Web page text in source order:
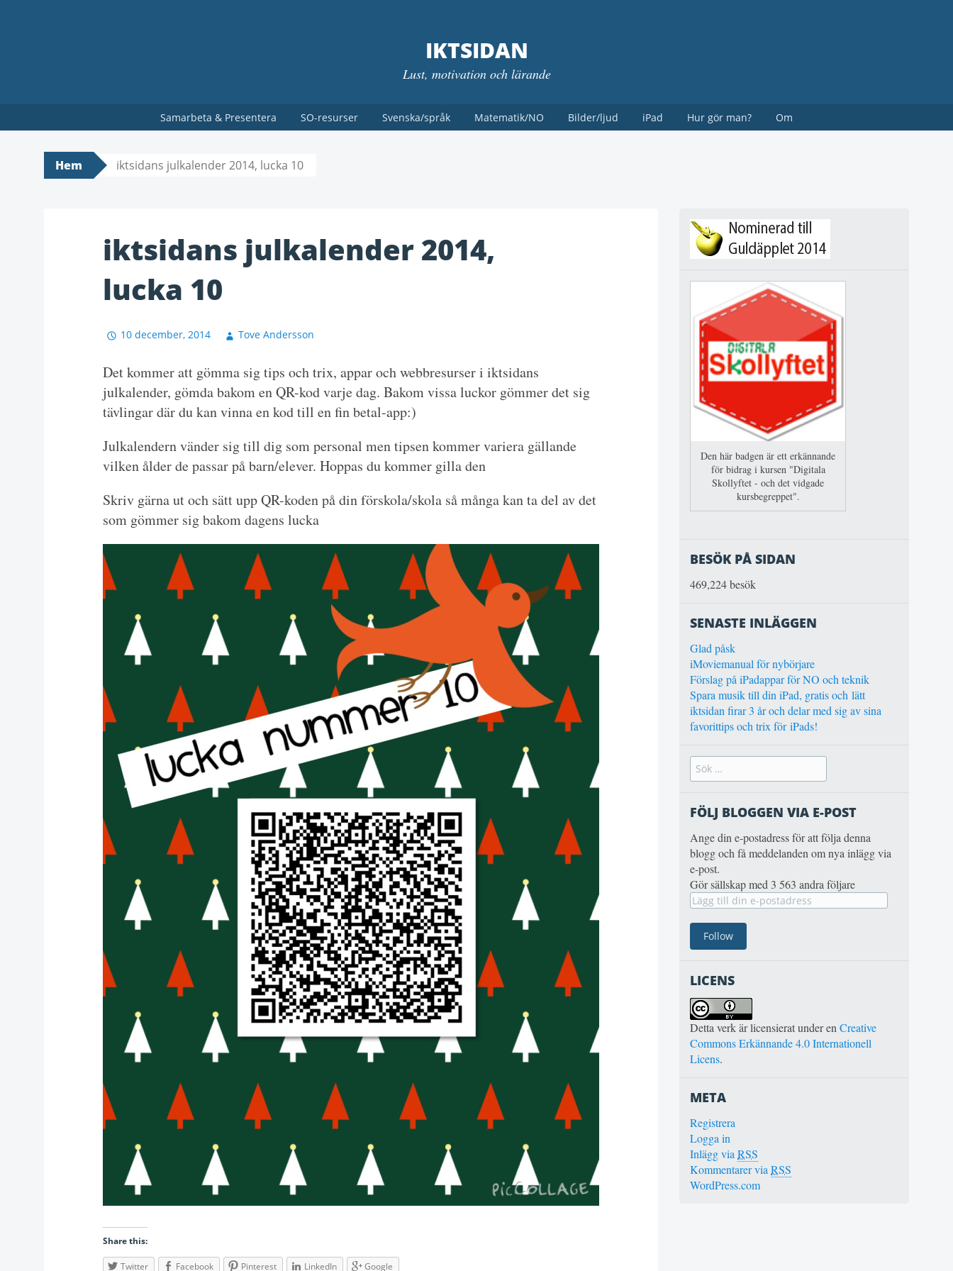
IKTSIDAN
Lust, motivation och lärande
Samarbeta & Presentera SO-resurser Svenska/språk Matematik/NO Bilder/ljud iPad Hur gör man? Om
Hem iktsidans julkalender 2014, lucka 10
iktsidans julkalender 2014,
lucka 10
10 december, 2014 Tove Andersson
Det kommer att gömma sig tips och trix, appar och webbresurser i iktsidans
julkalender, gömda bakom en QR-kod varje dag. Bakom vissa luckor gömmer det sig
tävlingar där du kan vinna en kod till en fin betal-app:)
Julkalendern vänder sig till dig som personal men tipsen kommer variera gällande
vilken ålder de passar på barn/elever. Hoppas du kommer gilla den
Skriv gärna ut och sätt upp QR-koden på din förskola/skola så många kan ta del av det
som gömmer sig bakom dagens lucka
Share this:
Twitter Facebook Pinterest LinkedIn Google
Den här badgen är ett erkännande
för bidrag i kursen "Digitala
Skollyftet - och det vidgade
kursbegreppet".
BESÖK PÅ SIDAN
469,224 besök
SENASTE INLÄGGEN
Glad påsk
iMoviemanual för nybörjare
Förslag på iPadappar för NO och teknik
Spara musik till din iPad, gratis och lätt
iktsidan firar 3 år och delar med sig av sina
favorittips och trix för iPads!
FÖLJ BLOGGEN VIA E-POST
Ange din e-postadress för att följa denna
blogg och få meddelanden om nya inlägg via
e-post.
Gör sällskap med 3 563 andra följare
LICENS
Detta verk är licensierat under en Creative
Commons Erkännande 4.0 Internationell
Licens.
META
Registrera
Logga in
Inlägg via RSS
Kommentarer via RSS
WordPress.com